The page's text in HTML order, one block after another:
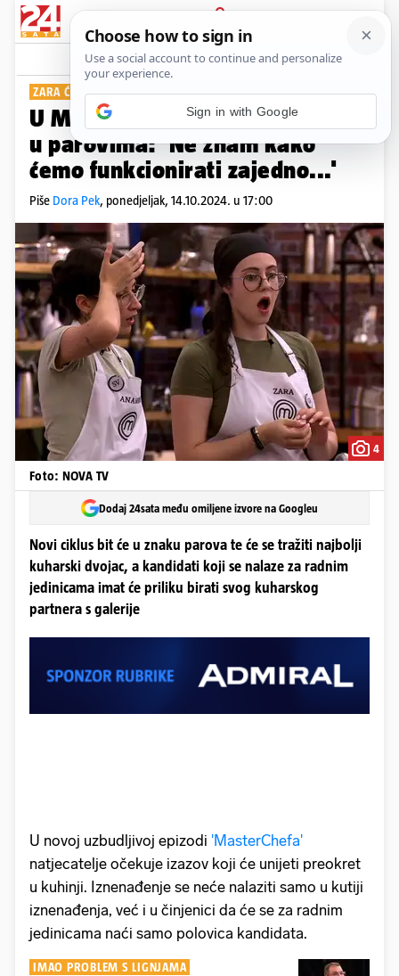
PRIJAVA
Show Komentari
ZARA ĆE ODABRATI ANAMARIJU
U MasterChefu počinje kuhanje
u parovima: 'Ne znam kako
ćemo funkcionirati zajedno...'
Piše Dora Pek, ponedjeljak, 14.10.2024. u 17:00
4
Foto: NOVA TV
Dodaj 24sata među omiljene izvore na Googleu
Novi ciklus bit će u znaku parova te će se tražiti najbolji
kuharski dvojac, a kandidati koji se nalaze za radnim
jedinicama imat će priliku birati svog kuharskog
partnera s galerije
U novoj uzbudljivoj epizodi 'MasterChefa'
natjecatelje očekuje izazov koji će unijeti preokret
u kuhinji. Iznenađenje se neće nalaziti samo u kutiji
iznenađenja, već i u činjenici da će se za radnim
jedinicama naći samo polovica kandidata.
IMAO PROBLEM S LIGNJAMA